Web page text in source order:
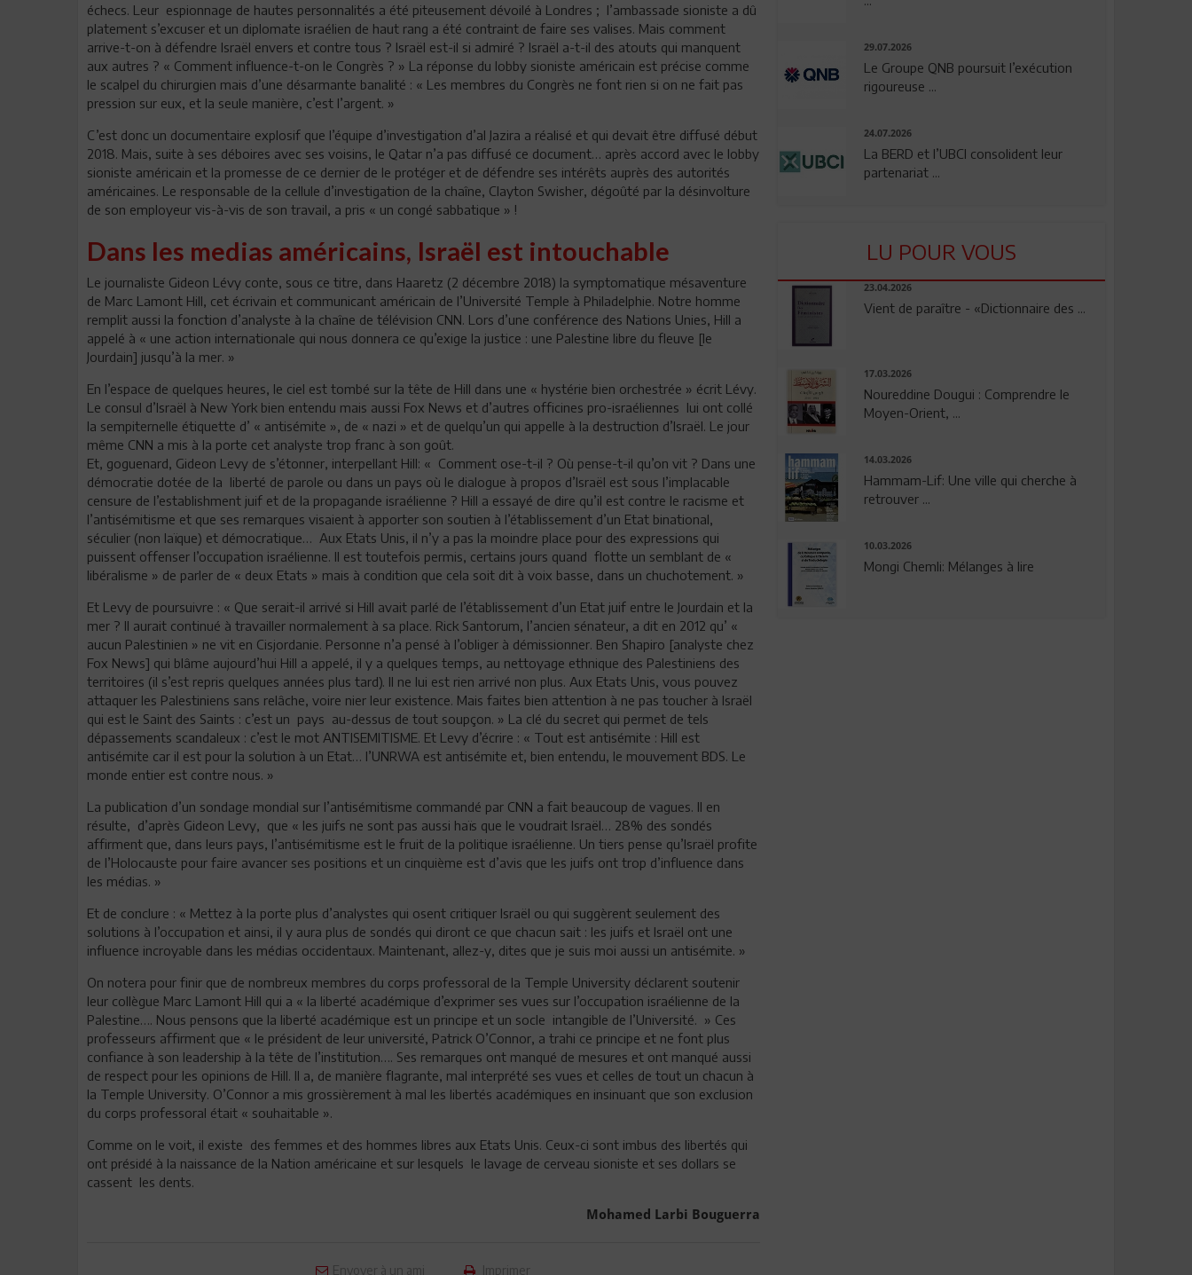
échecs. Leur espionnage de hautes personnalités a été piteusement dévoilé à Londres ; l’ambassade sioniste a dû
platement s’excuser et un diplomate israélien de haut rang a été contraint de faire ses valises. Mais comment
arrive-t-on à défendre Israël envers et contre tous ? Israël est-il si admiré ? Israël a-t-il des atouts qui manquent
aux autres ? « Comment influence-t-on le Congrès ? » La réponse du lobby sioniste américain est précise comme
le scalpel du chirurgien mais d’une désarmante banalité : « Les membres du Congrès ne font rien si on ne fait pas
pression sur eux, et la seule manière, c’est l’argent. »
C’est donc un documentaire explosif que l’équipe d’investigation d’al Jazira a réalisé et qui devait être diffusé début
2018. Mais, suite à ses déboires avec ses voisins, le Qatar n’a pas diffusé ce document… après accord avec le lobby
sioniste américain et la promesse de ce dernier de le protéger et de défendre ses intérêts auprès des autorités
américaines. Le responsable de la cellule d’investigation de la chaîne, Clayton Swisher, dégoûté par la désinvolture
de son employeur vis-à-vis de son travail, a pris « un congé sabbatique » !
Dans les medias américains, Israël est intouchable
Le journaliste Gideon Lévy conte, sous ce titre, dans Haaretz (2 décembre 2018) la symptomatique mésaventure
de Marc Lamont Hill, cet écrivain et communicant américain de l’Université Temple à Philadelphie. Notre homme
remplit aussi la fonction d’analyste à la chaîne de télévision CNN. Lors d’une conférence des Nations Unies, Hill a
appelé à « une action internationale qui nous donnera ce qu’exige la justice : une Palestine libre du fleuve [le
Jourdain] jusqu’à la mer. »
En l’espace de quelques heures, le ciel est tombé sur la tête de Hill dans une « hystérie bien orchestrée » écrit Lévy.
Le consul d’Israël à New York bien entendu mais aussi Fox News et d’autres officines pro-israéliennes lui ont collé
la sempiternelle étiquette d’ « antisémite », de « nazi » et de quelqu’un qui appelle à la destruction d’Israël. Le jour
même CNN a mis à la porte cet analyste trop franc à son goût.
Et, goguenard, Gideon Levy de s’étonner, interpellant Hill: « Comment ose-t-il ? Où pense-t-il qu’on vit ? Dans une
démocratie dotée de la liberté de parole ou dans un pays où le dialogue à propos d’Israël est sous l’implacable
censure de l’establishment juif et de la propagande israélienne ? Hill a essayé de dire qu’il est contre le racisme et
l’antisémitisme et que ses remarques visaient à apporter son soutien à l’établissement d’un Etat binational,
séculier (non laïque) et démocratique… Aux Etats Unis, il n’y a pas la moindre place pour des expressions qui
puissent offenser l’occupation israélienne. Il est toutefois permis, certains jours quand flotte un semblant de «
libéralisme » de parler de « deux Etats » mais à condition que cela soit dit à voix basse, dans un chuchotement. »
Et Levy de poursuivre : « Que serait-il arrivé si Hill avait parlé de l’établissement d’un Etat juif entre le Jourdain et la
mer ? Il aurait continué à travailler normalement à sa place. Rick Santorum, l’ancien sénateur, a dit en 2012 qu’ «
aucun Palestinien » ne vit en Cisjordanie. Personne n’a pensé à l’obliger à démissionner. Ben Shapiro [analyste chez
Fox News] qui blâme aujourd’hui Hill a appelé, il y a quelques temps, au nettoyage ethnique des Palestiniens des
territoires (il s’est repris quelques années plus tard). Il ne lui est rien arrivé non plus. Aux Etats Unis, vous pouvez
attaquer les Palestiniens sans relâche, voire nier leur existence. Mais faites bien attention à ne pas toucher à Israël
qui est le Saint des Saints : c’est un pays au-dessus de tout soupçon. » La clé du secret qui permet de tels
dépassements scandaleux : c’est le mot ANTISEMITISME. Et Levy d’écrire : « Tout est antisémite : Hill est
antisémite car il est pour la solution à un Etat… l’UNRWA est antisémite et, bien entendu, le mouvement BDS. Le
monde entier est contre nous. »
La publication d’un sondage mondial sur l’antisémitisme commandé par CNN a fait beaucoup de vagues. Il en
résulte, d’après Gideon Levy, que « les juifs ne sont pas aussi haïs que le voudrait Israël… 28% des sondés
affirment que, dans leurs pays, l’antisémitisme est le fruit de la politique israélienne. Un tiers pense qu’Israël profite
de l’Holocauste pour faire avancer ses positions et un cinquième est d’avis que les juifs ont trop d’influence dans
les médias. »
Et de conclure : « Mettez à la porte plus d’analystes qui osent critiquer Israël ou qui suggèrent seulement des
solutions à l’occupation et ainsi, il y aura plus de sondés qui diront ce que chacun sait : les juifs et Israël ont une
influence incroyable dans les médias occidentaux. Maintenant, allez-y, dites que je suis moi aussi un antisémite. »
On notera pour finir que de nombreux membres du corps professoral de la Temple University déclarent soutenir
leur collègue Marc Lamont Hill qui a « la liberté académique d’exprimer ses vues sur l’occupation israélienne de la
Palestine…. Nous pensons que la liberté académique est un principe et un socle intangible de l’Université. » Ces
professeurs affirment que « le président de leur université, Patrick O’Connor, a trahi ce principe et ne font plus
confiance à son leadership à la tête de l’institution…. Ses remarques ont manqué de mesures et ont manqué aussi
de respect pour les opinions de Hill. Il a, de manière flagrante, mal interprété ses vues et celles de tout un chacun à
la Temple University. O’Connor a mis grossièrement à mal les libertés académiques en insinuant que son exclusion
du corps professoral était « souhaitable ».
Comme on le voit, il existe des femmes et des hommes libres aux Etats Unis. Ceux-ci sont imbus des libertés qui
ont présidé à la naissance de la Nation américaine et sur lesquels le lavage de cerveau sioniste et ses dollars se
cassent les dents.
Mohamed Larbi Bouguerra
Envoyer à un ami Imprimer
29.07.2026
Le Groupe QNB poursuit l’exécution
rigoureuse ...
24.07.2026
La BERD et l’UBCI consolident leur
partenariat ...
LU POUR VOUS
23.04.2026
Vient de paraître - «Dictionnaire des ...
17.03.2026
Noureddine Dougui : Comprendre le
Moyen-Orient, ...
14.03.2026
Hammam-Lif: Une ville qui cherche à
retrouver ...
10.03.2026
Mongi Chemli: Mélanges à lire